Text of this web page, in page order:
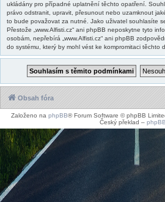
ukládány pro případné uplatnění těchto opatření.
právo odstranit, upravit, přesunout nebo uzamknout
to bude považovat za nutné. Jako uživatel souhlasíte
Přestože „www.Alfisti.cz“ ani phpBB neposkytne tyto
osobám, nepřebírá „www.Alfisti.cz“ ani phpBB
do systému, který by mohl vést ke kompromitaci těchto
Obsah fóra
Založeno na phpBB® Forum Software © phpBB
Český překlad –